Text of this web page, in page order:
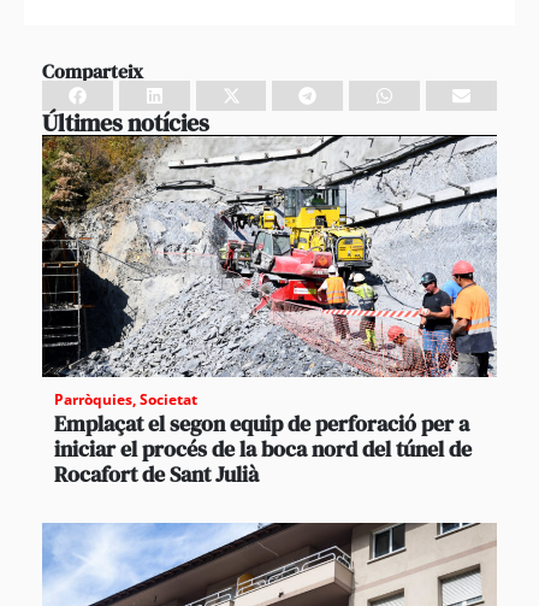
Comparteix
Últimes notícies
Parròquies,Societat
Emplaçat el segon equip de perforació per a
iniciar el procés de la boca nord del túnel de
Rocafort de Sant Julià